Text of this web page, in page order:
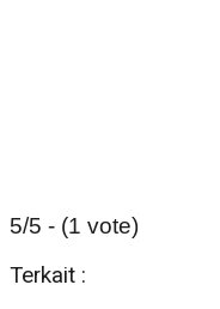
5/5 - (1 vote)
Terkait :